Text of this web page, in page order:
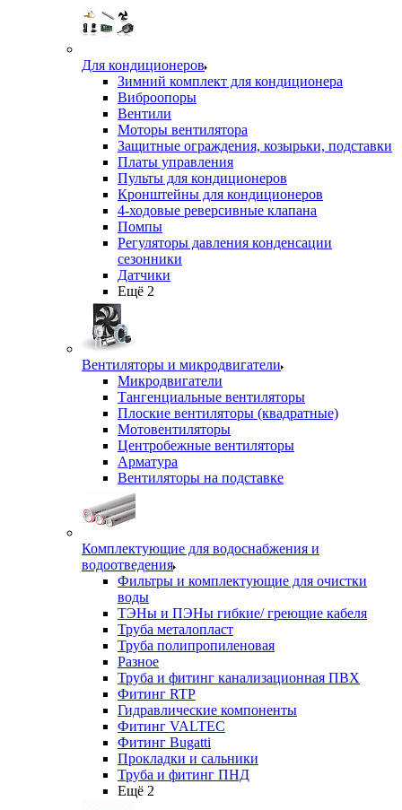
Для кондиционеров
Зимний комплект для кондиционера
Виброопоры
Вентили
Моторы вентилятора
Защитные ограждения, козырьки, подставки
Платы управления
Пульты для кондиционеров
Кронштейны для кондиционеров
4-ходовые реверсивные клапана
Помпы
Регуляторы давления конденсации
сезонники
Датчики
Ещё 2
Вентиляторы и микродвигатели
Микродвигатели
Тангенциальные вентиляторы
Плоские вентиляторы (квадратные)
Мотовентиляторы
Центробежные вентиляторы
Арматура
Вентиляторы на подставке
Комплектующие для водоснабжения и
водоотведения
Фильтры и комплектующие для очистки
воды
ТЭНы и ПЭНы гибкие/ греющие кабеля
Труба металопласт
Труба полипропиленовая
Разное
Труба и фитинг канализационная ПВХ
Фитинг RTP
Гидравлические компоненты
Фитинг VALTEC
Фитинг Bugatti
Прокладки и сальники
Труба и фитинг ПНД
Ещё 2